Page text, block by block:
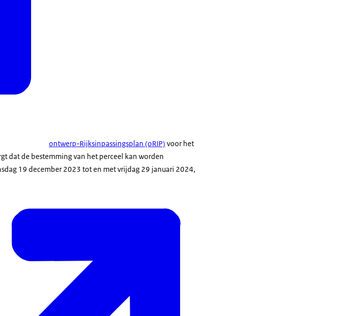
ontwerp-Rijksinpassingsplan (oRIP) voor het
dat de bestemming van het perceel kan worden
19 december 2023 tot en met vrijdag 29 januari 2024,